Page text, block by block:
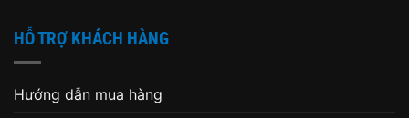
HỖ TRỢ KHÁCH HÀNG
Hướng dẫn mua hàng